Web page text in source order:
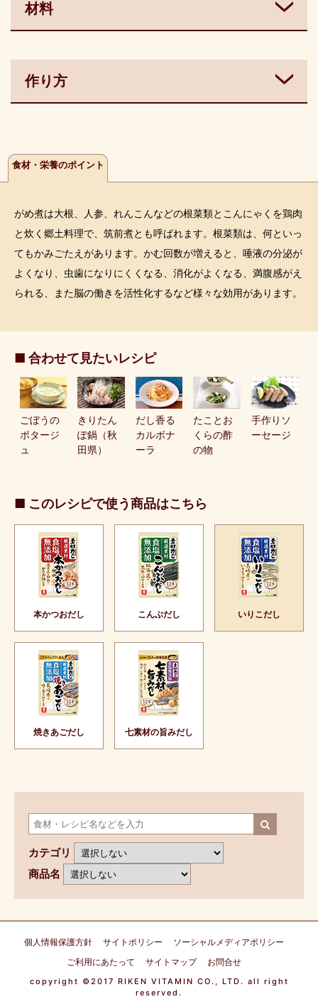
材料
作り方
食材・栄養のポイント
がめ煮は大根、人参、れんこんなどの根菜類とこんにゃくを鶏肉
と炊く郷土料理で、筑前煮とも呼ばれます。根菜類は、何といっ
てもかみごたえがあります。かむ回数が増えると、唾液の分泌が
よくなり、虫歯になりにくくなる、消化がよくなる、満腹感がえ
られる、また脳の働きを活性化するなど様々な効用があります。
■ 合わせて見たいレシピ
ごぼうの
ポタージ
ュ
きりたん
ぽ鍋（秋
田県）
だし香る
カルボナ
ーラ
たことお
くらの酢
の物
手作りソ
ーセージ
■ このレシピで使う商品はこちら
本かつおだし こんぶだし いりこだし
焼きあごだし 七素材の旨みだし
カテゴリ
商品名
個人情報保護方針 サイトポリシー
ソーシャルメディアポリシー
ご利用にあたって
サイトマップ お問合せ
copyright ©2017 RIKEN VITAMIN CO., LTD. all right
reserved.